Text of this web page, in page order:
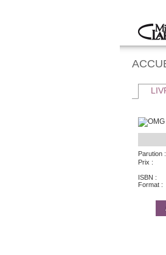
Accueil
Parution :
Prix :
ISBN :
Format :